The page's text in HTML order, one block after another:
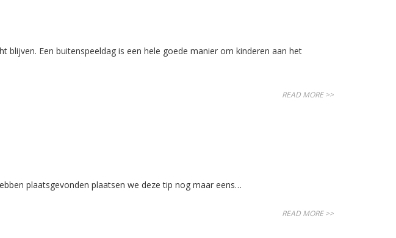
Een buitenspeeldag is een hele goede manier om kinderen aan het
READ MORE >>
plaatsgevonden plaatsen we deze tip nog maar eens…
READ MORE >>